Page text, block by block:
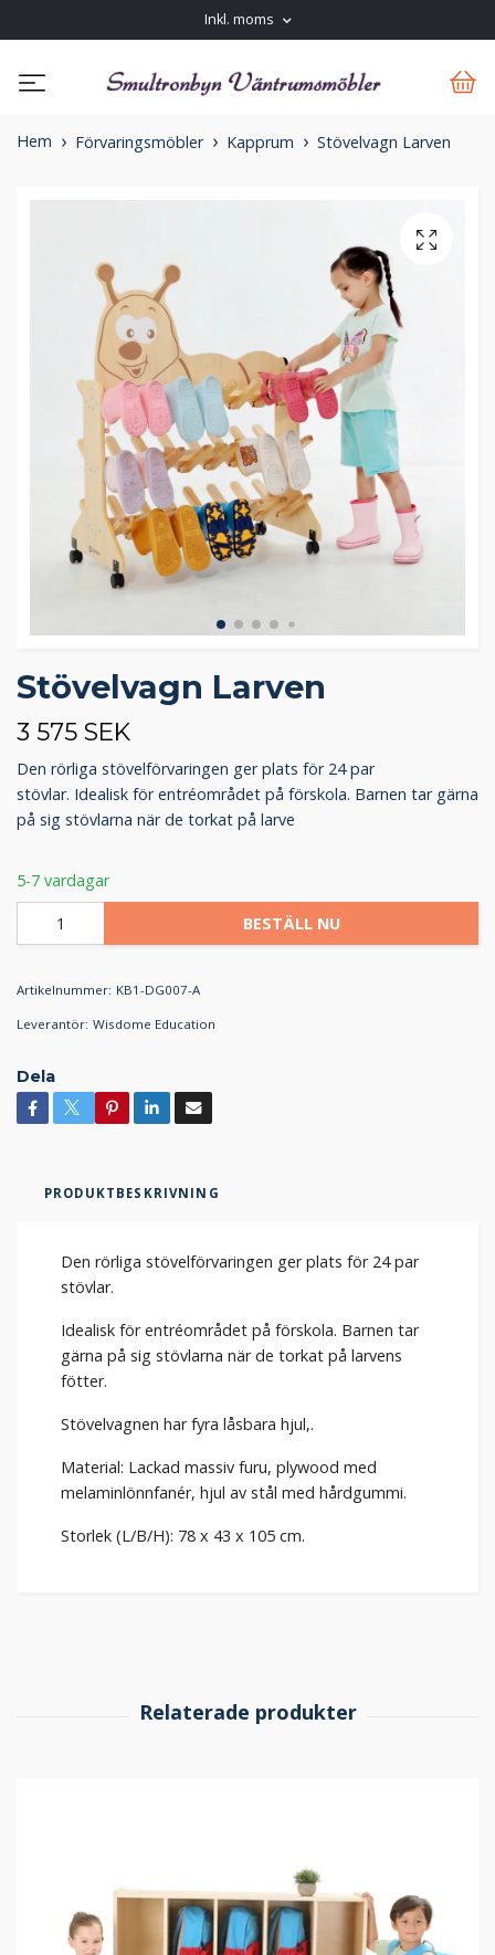
Inkl. moms
Hem Förvaringsmöbler Kapprum Stövelvagn Larven
Stövelvagn Larven
3 575 SEK
Den rörliga stövelförvaringen ger plats för 24 par
stövlar. Idealisk för entréområdet på förskola. Barnen tar gärna
på sig stövlarna när de torkat på larve
5-7 vardagar
BESTÄLL NU
Artikelnummer: KB1-DG007-A
Leverantör: Wisdome Education
Dela
PRODUKTBESKRIVNING
Den rörliga stövelförvaringen ger plats för 24 par
stövlar.
Idealisk för entréområdet på förskola. Barnen tar
gärna på sig stövlarna när de torkat på larvens
fötter.
Stövelvagnen har fyra låsbara hjul,.
Material: Lackad massiv furu, plywood med
melaminlönnfanér, hjul av stål med hårdgummi.
Storlek (L/B/H): 78 x 43 x 105 cm.